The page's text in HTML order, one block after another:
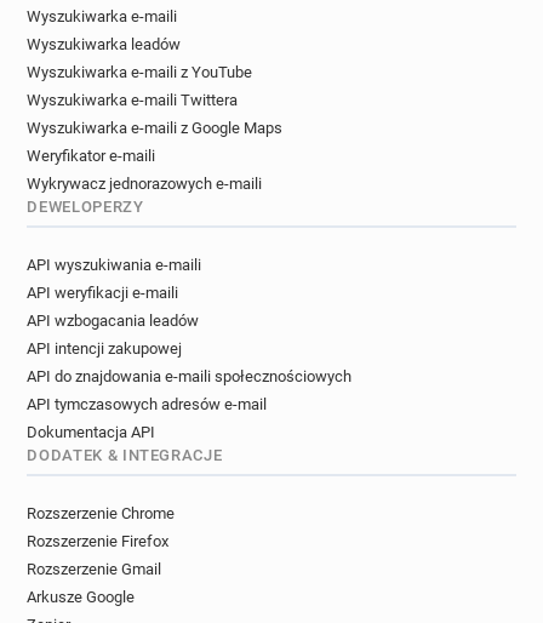
Wyszukiwarka e-maili
Wyszukiwarka leadów
Wyszukiwarka e-maili z YouTube
Wyszukiwarka e-maili Twittera
Wyszukiwarka e-maili z Google Maps
Weryfikator e-maili
Wykrywacz jednorazowych e-maili
DEWELOPERZY
API wyszukiwania e-maili
API weryfikacji e-maili
API wzbogacania leadów
API intencji zakupowej
API do znajdowania e-maili społecznościowych
API tymczasowych adresów e-mail
Dokumentacja API
DODATEK & INTEGRACJE
Rozszerzenie Chrome
Rozszerzenie Firefox
Rozszerzenie Gmail
Arkusze Google